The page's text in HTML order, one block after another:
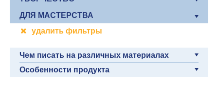
ДЛЯ МАСТЕРСТВА
удалить фильтры
Чем писать на различных материалах
Особенности продукта